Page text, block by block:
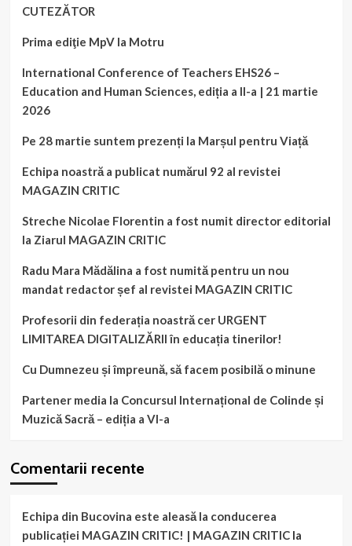
CUTEZĂTOR
Prima ediţie MpV la Motru
International Conference of Teachers EHS26 –
Education and Human Sciences, ediția a II-a | 21 martie
2026
Pe 28 martie suntem prezenți la Marșul pentru Viață
Echipa noastră a publicat numărul 92 al revistei
MAGAZIN CRITIC
Streche Nicolae Florentin a fost numit director editorial
la Ziarul MAGAZIN CRITIC
Radu Mara Mădălina a fost numită pentru un nou
mandat redactor șef al revistei MAGAZIN CRITIC
Profesorii din federația noastră cer URGENT
LIMITAREA DIGITALIZĂRII în educația tinerilor!
Cu Dumnezeu și împreună, să facem posibilă o minune
Partener media la Concursul Internațional de Colinde și
Muzică Sacră – ediția a VI-a
Comentarii recente
Echipa din Bucovina este aleasă la conducerea
publicației MAGAZIN CRITIC! | MAGAZIN CRITICla